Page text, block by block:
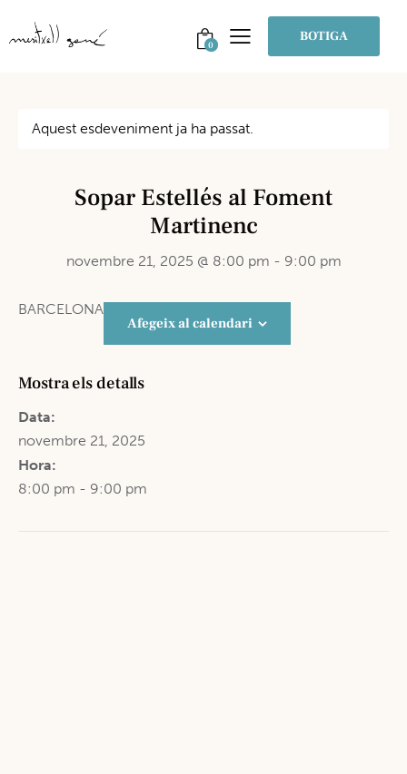
0 BOTIGA
Aquest esdeveniment ja ha passat.
Sopar Estellés al Foment
Martinenc
novembre 21, 2025 @ 8:00 pm - 9:00 pm
BARCELONA
Afegeix al calendari
Mostra els detalls
Data:
novembre 21, 2025
Hora:
8:00 pm - 9:00 pm